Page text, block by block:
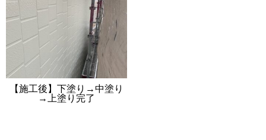
【施工後】下塗り→中塗り
→上塗り完了